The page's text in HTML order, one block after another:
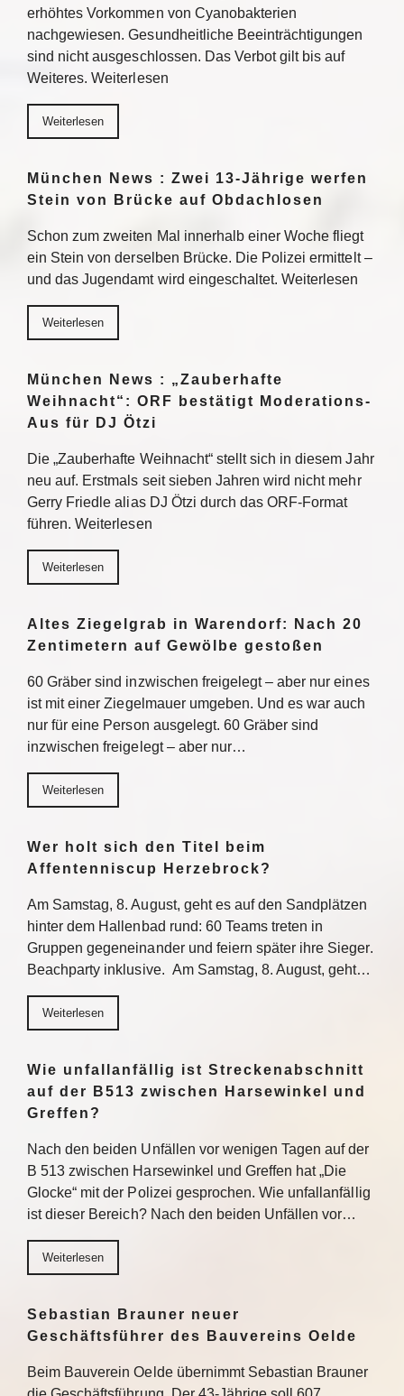
erhöhtes Vorkommen von Cyanobakterien
nachgewiesen. Gesundheitliche Beeinträchtigungen
sind nicht ausgeschlossen. Das Verbot gilt bis auf
Weiteres. Weiterlesen
Weiterlesen
München News : Zwei 13-Jährige werfen
Stein von Brücke auf Obdachlosen
Schon zum zweiten Mal innerhalb einer Woche fliegt
ein Stein von derselben Brücke. Die Polizei ermittelt –
und das Jugendamt wird eingeschaltet. Weiterlesen
Weiterlesen
München News : „Zauberhafte
Weihnacht“: ORF bestätigt Moderations-
Aus für DJ Ötzi
Die „Zauberhafte Weihnacht“ stellt sich in diesem Jahr
neu auf. Erstmals seit sieben Jahren wird nicht mehr
Gerry Friedle alias DJ Ötzi durch das ORF-Format
führen. Weiterlesen
Weiterlesen
Altes Ziegelgrab in Warendorf: Nach 20
Zentimetern auf Gewölbe gestoßen
60 Gräber sind inzwischen freigelegt – aber nur eines
ist mit einer Ziegelmauer umgeben. Und es war auch
nur für eine Person ausgelegt. 60 Gräber sind
inzwischen freigelegt – aber nur…
Weiterlesen
Wer holt sich den Titel beim
Affentenniscup Herzebrock?
Am Samstag, 8. August, geht es auf den Sandplätzen
hinter dem Hallenbad rund: 60 Teams treten in
Gruppen gegeneinander und feiern später ihre Sieger.
Beachparty inklusive. Am Samstag, 8. August, geht…
Weiterlesen
Wie unfallanfällig ist Streckenabschnitt
auf der B513 zwischen Harsewinkel und
Greffen?
Nach den beiden Unfällen vor wenigen Tagen auf der
B 513 zwischen Harsewinkel und Greffen hat „Die
Glocke“ mit der Polizei gesprochen. Wie unfallanfällig
ist dieser Bereich? Nach den beiden Unfällen vor…
Weiterlesen
Sebastian Brauner neuer
Geschäftsführer des Bauvereins Oelde
Beim Bauverein Oelde übernimmt Sebastian Brauner